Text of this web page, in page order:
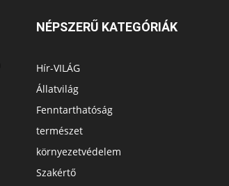
NÉPSZERŰ KATEGÓRIÁK
Hír-VILÁG
Állatvilág
Fenntarthatóság
természet
környezetvédelem
Szakértő